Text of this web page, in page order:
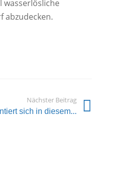
wasserlösliche
abzudecken.
Nächster Beitrag
sich in diesem...